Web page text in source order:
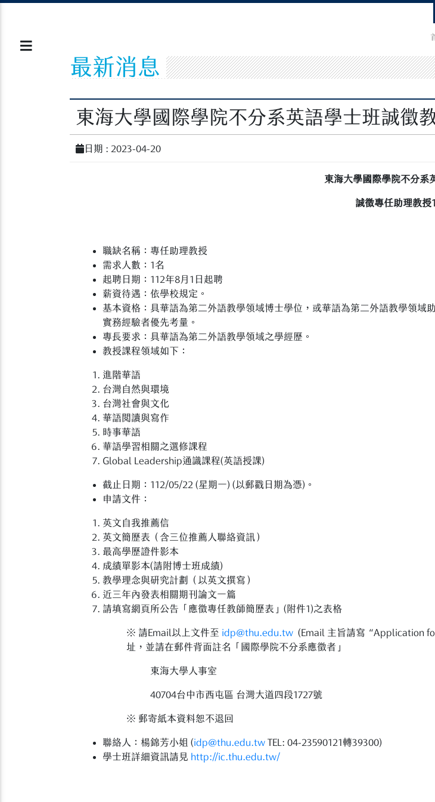
最新消息
東海大學國際學院不分系英語學士班誠徵
日期 : 2023-04-20
東海大學國際學院不分系
誠徵專任助理教授1
職缺名稱：專任助理教授
需求人數：1名
起聘日期：112年8月1日起聘
薪資待遇：依學校規定。
基本資格：具華語為第二外語教學領域博士學位，或華語為第二外語教學領
實務經驗者優先考量。
專長要求：具華語為第二外語教學領域之學經歷。
教授課程領域如下：
進階華語
台灣自然與環境
台灣社會與文化
華語閱讀與寫作
時事華語
華語學習相關之選修課程
Global Leadership通識課程(英語授課)
截止日期：112/05/22 (星期一) (以郵戳日期為憑)。
申請文件：
英文自我推薦信
英文簡歷表（含三位推薦人聯絡資訊）
最高學歷證件影本
成績單影本(請附博士班成績)
教學理念與研究計劃（以英文撰寫）
近三年內發表相關期刊論文一篇
請填寫網頁所公告「應徵專任教師簡歷表」(附件1)之表格
※ 請Email以上文件至 idp@thu.edu.tw (Email 主旨請寫 “Application
址，並請在郵件背面註名「國際學院不分系應徵者」
東海大學人事室
40704台中市西屯區 台灣大道四段1727號
※ 郵寄紙本資料恕不退回
聯絡人：楊錦芳小姐 (idp@thu.edu.tw TEL: 04-23590121轉39300)
學士班詳細資訊請見 http://ic.thu.edu.tw/